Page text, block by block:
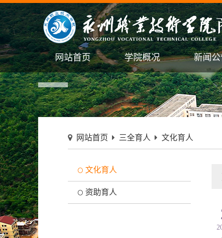
网站首页 学院概况 新闻公
网站首页 三全育人 文化育人
文化育人
资助育人